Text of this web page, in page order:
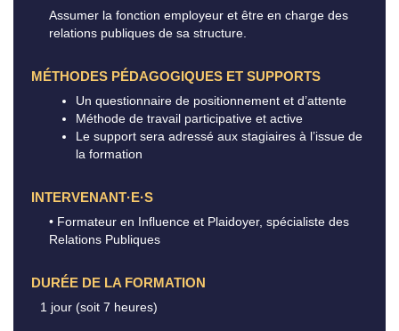
Assumer la fonction employeur et être en charge des
relations publiques de sa structure.
MÉTHODES PÉDAGOGIQUES ET SUPPORTS
Un questionnaire de positionnement et d’attente
Méthode de travail participative et active
Le support sera adressé aux stagiaires à l’issue de
la formation
INTERVENANT·E·S
• Formateur en Influence et Plaidoyer, spécialiste des
Relations Publiques
DURÉE DE LA FORMATION
1 jour (soit 7 heures)